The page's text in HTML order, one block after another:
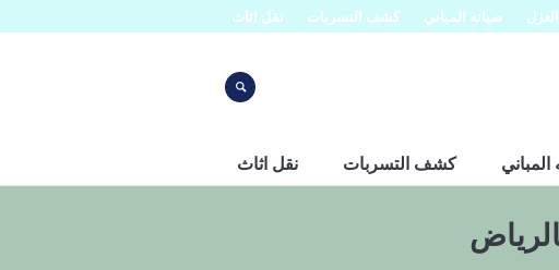
صيانه المباني كشف التسربات نقل اثاث
المباني كشف التسربات نقل اثاث